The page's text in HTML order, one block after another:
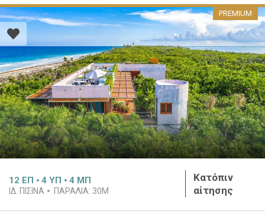
PREMIUM
12 ΕΠ 4 ΥΠ 4 ΜΠ
ΙΔ. ΠΙΣΙΝΑ ΠΑΡΑΛΙΑ: 30M
Κατόπιν
αίτησης